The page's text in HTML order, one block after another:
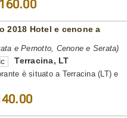
2018 Hotel e cenone a
e Pernotto, Cenone e Serata)
Terracina, LT
è situato a Terracina (LT) e